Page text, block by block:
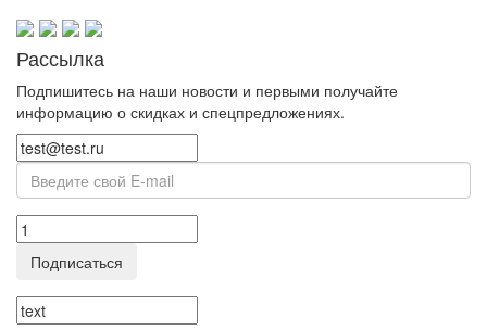
Рассылка
Подпишитесь на наши новости и первыми получайте
информацию о скидках и спецпредложениях.
Подписаться